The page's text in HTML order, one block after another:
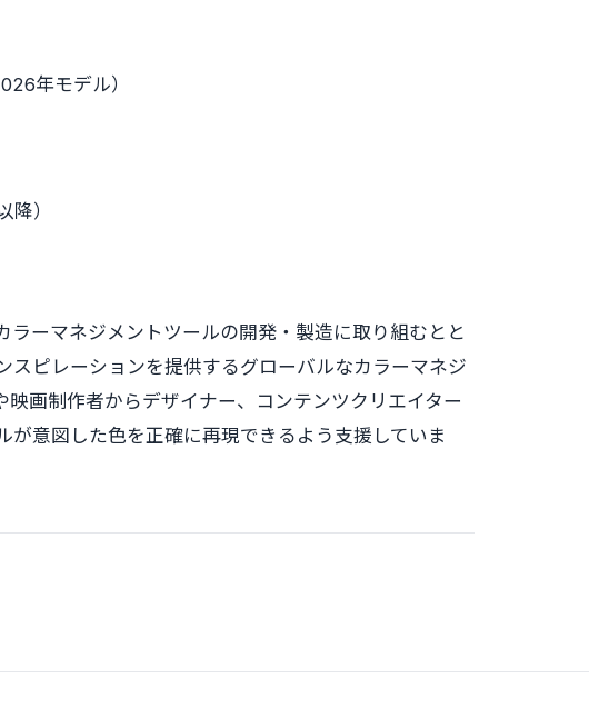
年モデル）
）
ーマネジメントツールの開発・製造に取り組むとと
スピレーションを提供するグローバルなカラーマネジ
画制作者からデザイナー、コンテンツクリエイター
意図した色を正確に再現できるよう支援していま